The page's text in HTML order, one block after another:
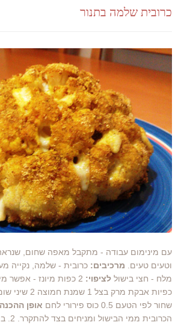
כרובית שלמה בתנור
עם מינימום עבודה - מתקבל מאפה שחום, שנראה
וטעים טעים. מרכיבים: כרובית - שלמה, נקייה
מלח - חצי בישול לציפוי:
כפיות אבקת מרק
שחור לפי הטעם 0.5 כוס פירורי לחם
אופן
הכרובית ממי הבישול ומניחים בצד להתקרר. 2. בינתיים...